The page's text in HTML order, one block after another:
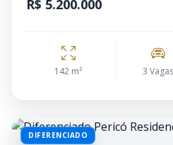
R$ 5.200.000
142 m² 3 Vagas
DIFERENCIADO